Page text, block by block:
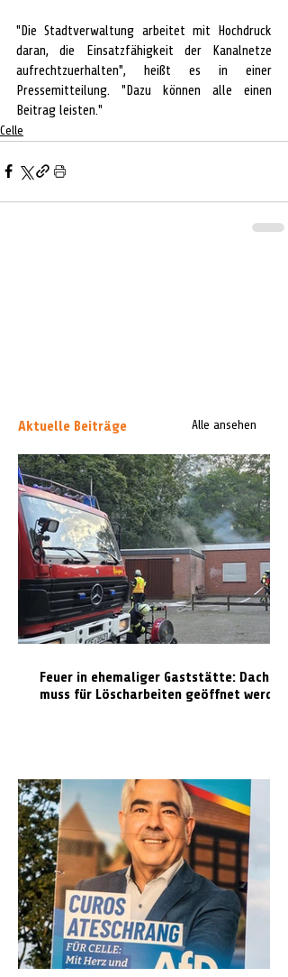
"Die Stadtverwaltung arbeitet mit Hochdruck
daran, die Einsatzfähigkeit der Kanalnetze
aufrechtzuerhalten", heißt es in einer
Pressemitteilung. "Dazu können alle einen
Beitrag leisten."
Celle
Aktuelle Beiträge Alle ansehen
Feuer in ehemaliger Gaststätte: Dach
muss für Löscharbeiten geöffnet werden